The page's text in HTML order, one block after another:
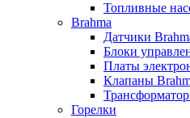
Топливные
Brahma
Датчики
Блоки
Платы
Клапаны
Горелки